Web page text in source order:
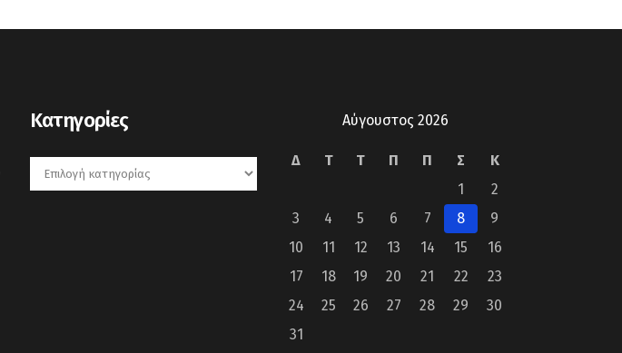
Kατηγορίες
Kατηγορίες
Αύγουστος 2026
Δ Τ Τ Π Π Σ
Κ
1
2
3
4 5 6 7 8
9
10
11 12 13 14 15
16
17
18 19 20 21 22
23
24
25 26 27 28 29
30
31